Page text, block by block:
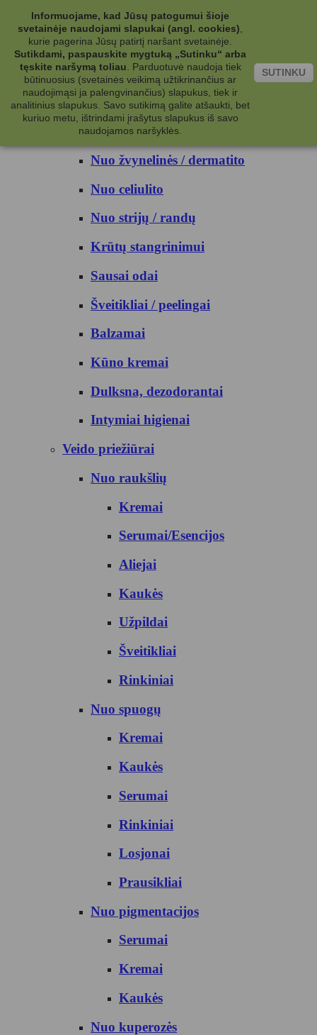
Kategorijos
Kosmetika
Kūno priežiūrai
Nuo prakaito
Kūno prausikliai
Nuo žvynelinės / dermatito
Nuo celiulito
Nuo strijų / randų
Krūtų stangrinimui
Sausai odai
Šveitikliai / peelingai
Balzamai
Kūno kremai
Dulksna, dezodorantai
Intymiai higienai
Veido priežiūrai
Nuo raukšlių
Kremai
Serumai/Esencijos
Aliejai
Kaukės
Užpildai
Šveitikliai
Rinkiniai
Nuo spuogų
Kremai
Kaukės
Serumai
Rinkiniai
Losjonai
Prausikliai
Nuo pigmentacijos
Serumai
Kremai
Kaukės
Nuo kuperozės
Informuojame, kad Jūsų patogumui šioje
svetainėje naudojami slapukai (angl. cookies)
kurie pagerina Jūsų patirtį naršant svetainėje.
Sutikdami, paspauskite mygtuką „Sutinku“ arba
tęskite naršymą toliau
Parduotuvė naudoja tiek
būtinuosius (svetainės veikimą užtikrinančius ar
naudojimąsi ja palengvinančius) slapukus, tiek ir
analitinius slapukus. Savo sutikimą galite atšaukti, bet
kuriuo metu, ištrindami įrašytus slapukus iš savo
naudojamos naršyklės.
SUTINKU